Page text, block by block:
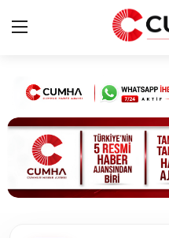
Kurumsal
Cumhurbaşkanlığı
Bakanlıklar